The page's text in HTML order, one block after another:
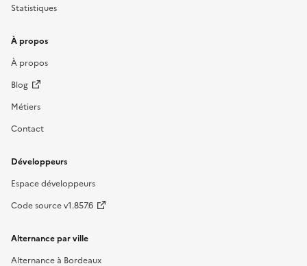
Statistiques
À propos
À propos
Blog
Métiers
Contact
Développeurs
Espace développeurs
Code source v1.857.6
Alternance par ville
Alternance à Bordeaux